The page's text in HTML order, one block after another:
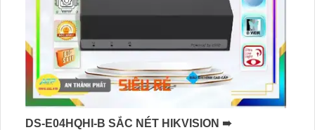
DS-E04HQHI-B SẮC NÉT HIKVISION ➠